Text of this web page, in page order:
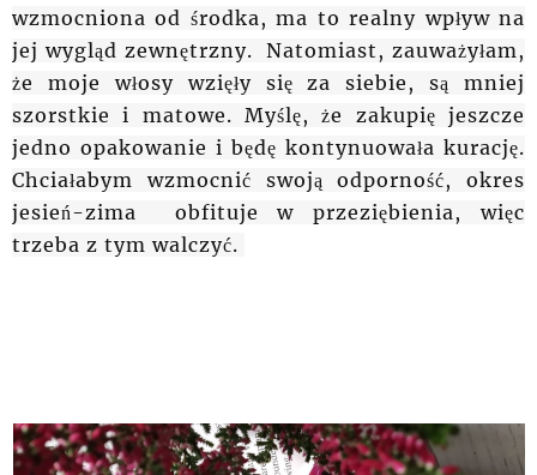
wzmocniona od środka, ma to realny wpływ na
jej wygląd zewnętrzny. Natomiast, zauważyłam,
że moje włosy wzięły się za siebie, są mniej
szorstkie i matowe. Myślę, że zakupię jeszcze
jedno opakowanie i będę kontynuowała kurację.
Chciałabym wzmocnić swoją odporność, okres
jesień-zima obfituje w przeziębienia, więc
trzeba z tym walczyć.